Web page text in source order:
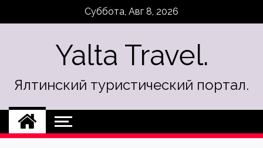
Суббота, Авг 8, 2026
Yalta Travel.
Ялтинский туристический портал.